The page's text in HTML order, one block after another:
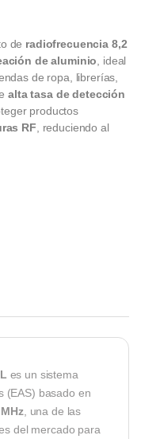
de radiofrecuencia 8,2
de aluminio, ideal
de ropa, librerías,
alta tasa de detección
productos
RF, reduciendo al
es un sistema
(EAS) basado en
, una de las
del mercado para